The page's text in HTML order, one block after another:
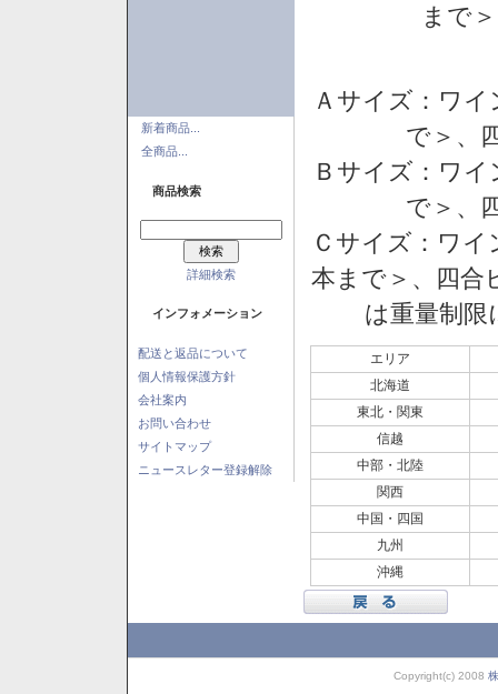
新着商品...
全商品...
商品検索
詳細検索
インフォメーション
配送と返品について
個人情報保護方針
会社案内
お問い合わせ
サイトマップ
ニュースレター登録解除
まで
Ａサイズ：ワ
で＞、
Ｂサイズ：ワ
で＞、
Ｃサイズ：ワイ
本まで＞、四
は重量制
エリア
北海道
東北・関東
信越
中部・北陸
関西
中国・四国
九州
沖縄
Copyright(c) 2008